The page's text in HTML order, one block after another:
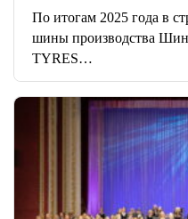
По итогам 2025 года в
шины производства
TYRES…